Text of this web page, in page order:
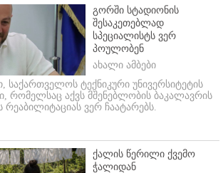
გორში სტადიონის
შესაკეთებლად
სპეციალისტს ვერ
პოულობენ
ახალი ამბები
საქართველოს ტექნიკური უნივერსიტეტის
რომელსაც აქვს მშენებლობის ბაკალავრის
რეაბილიტაციას ვერ ჩაატარებს.
ქალის წერილი ქვემო
ჭალიდან